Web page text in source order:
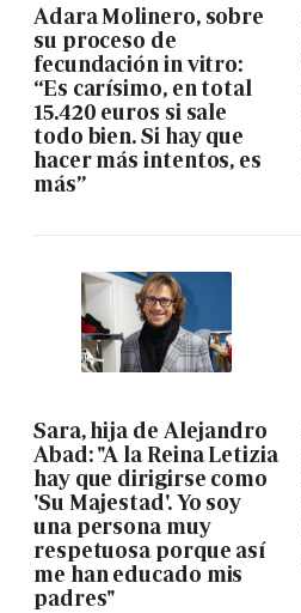
Adara Molinero, sobre
su proceso de
fecundación in vitro:
“Es carísimo, en total
15.420 euros si sale
todo bien. Si hay que
hacer más intentos, es
más”
Sara, hija de Alejandro
Abad: "A la Reina Letizia
hay que dirigirse como
'Su Majestad'. Yo soy
una persona muy
respetuosa porque así
me han educado mis
padres"